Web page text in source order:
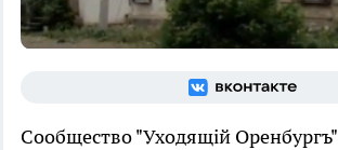
Сообщество "Уходящiй Оренбургъ"